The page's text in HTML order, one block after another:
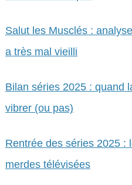
Salut les Musclés :
a très mal vieilli
Bilan séries 2025 : quand
vibrer (ou pas)
Rentrée des séries 2025 :
merdes télévisées